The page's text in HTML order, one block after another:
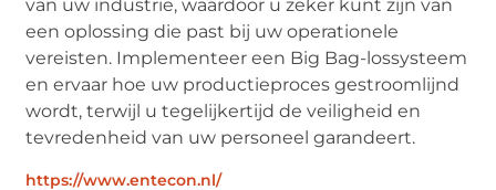
van uw industrie, waardoor u zeker kunt zijn van
een oplossing die past bij uw operationele
vereisten. Implementeer een Big Bag-lossysteem
en ervaar hoe uw productieproces gestroomlijnd
wordt, terwijl u tegelijkertijd de veiligheid en
tevredenheid van uw personeel garandeert.
https://www.entecon.nl/